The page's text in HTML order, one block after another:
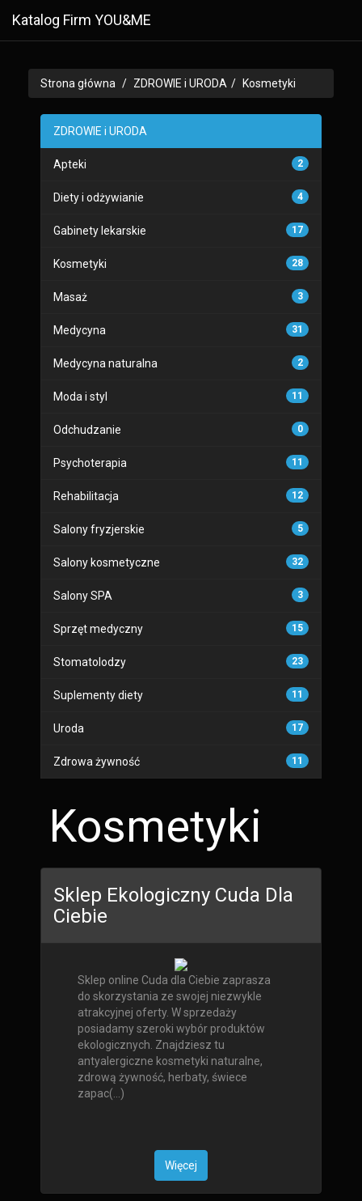
Katalog Firm YOU&ME
Strona główna ZDROWIE i URODA Kosmetyki
ZDROWIE i URODA
2
Apteki
4
Diety i odżywianie
17
Gabinety lekarskie
28
Kosmetyki
3
Masaż
31
Medycyna
2
Medycyna naturalna
11
Moda i styl
0
Odchudzanie
11
Psychoterapia
12
Rehabilitacja
5
Salony fryzjerskie
32
Salony kosmetyczne
3
Salony SPA
15
Sprzęt medyczny
23
Stomatolodzy
11
Suplementy diety
17
Uroda
11
Zdrowa żywność
Kosmetyki
Sklep Ekologiczny Cuda Dla
Ciebie
Sklep online Cuda dla Ciebie zaprasza
do skorzystania ze swojej niezwykle
atrakcyjnej oferty. W sprzedaży
posiadamy szeroki wybór produktów
ekologicznych. Znajdziesz tu
antyalergiczne kosmetyki naturalne,
zdrową żywność, herbaty, świece
zapac(...)
Więcej